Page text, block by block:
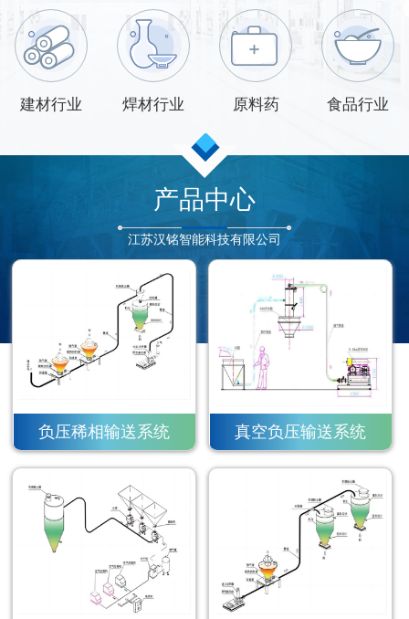
建材行业 焊材行业 原料药 食品行业
产品中心
江苏汉铭智能科技有限公司
负压稀相输送系统 真空负压输送系统